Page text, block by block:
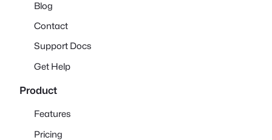
Blog
Contact
Support Docs
Get Help
Product
Features
Pricing